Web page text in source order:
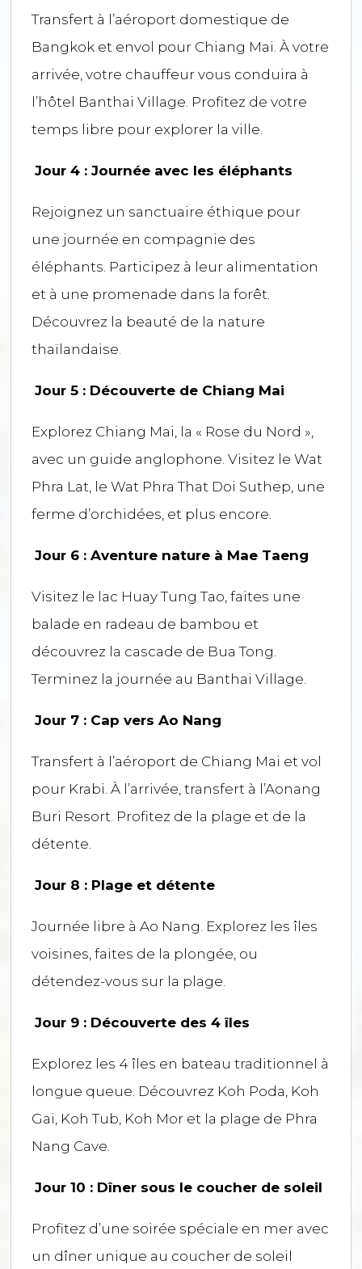
Transfert à l’aéroport domestique de
Bangkok et envol pour Chiang Mai. À votre
arrivée, votre chauffeur vous conduira à
l’hôtel Banthai Village. Profitez de votre
temps libre pour explorer la ville.
Jour 4 : Journée avec les éléphants
Rejoignez un sanctuaire éthique pour
une journée en compagnie des
éléphants. Participez à leur alimentation
et à une promenade dans la forêt.
Découvrez la beauté de la nature
thaïlandaise.
Jour 5 : Découverte de Chiang Mai
Explorez Chiang Mai, la « Rose du Nord »,
avec un guide anglophone. Visitez le Wat
Phra Lat, le Wat Phra That Doi Suthep, une
ferme d’orchidées, et plus encore.
Jour 6 : Aventure nature à Mae Taeng
Visitez le lac Huay Tung Tao, faites une
balade en radeau de bambou et
découvrez la cascade de Bua Tong.
Terminez la journée au Banthai Village.
Jour 7 : Cap vers Ao Nang
Transfert à l’aéroport de Chiang Mai et vol
pour Krabi. À l’arrivée, transfert à l’Aonang
Buri Resort. Profitez de la plage et de la
détente.
Jour 8 : Plage et détente
Journée libre à Ao Nang. Explorez les îles
voisines, faites de la plongée, ou
détendez-vous sur la plage.
Jour 9 : Découverte des 4 îles
Explorez les 4 îles en bateau traditionnel à
longue queue. Découvrez Koh Poda, Koh
Gai, Koh Tub, Koh Mor et la plage de Phra
Nang Cave.
Jour 10 : Dîner sous le coucher de soleil
Profitez d’une soirée spéciale en mer avec
un dîner unique au coucher de soleil